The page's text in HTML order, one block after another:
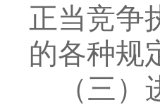
正当竞争
的各种规
（三）